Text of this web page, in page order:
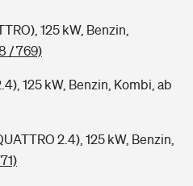
125 kW, Benzin,
/ 769)
125 kW, Benzin, Kombi, ab
2.4), 125 kW, Benzin,